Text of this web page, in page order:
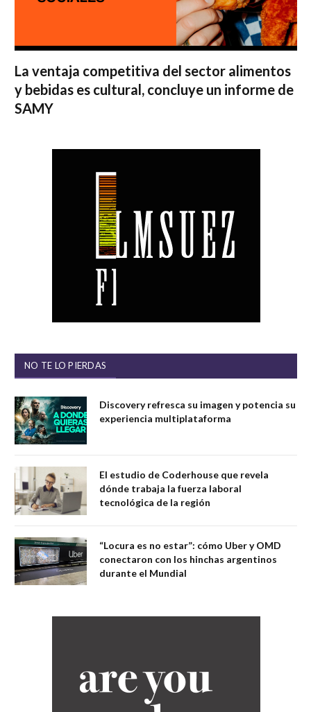
La ventaja competitiva del sector alimentos
y bebidas es cultural, concluye un informe de
SAMY
NO TE LO PIERDAS
Discovery refresca su imagen y potencia su
experiencia multiplataforma
El estudio de Coderhouse que revela
dónde trabaja la fuerza laboral
tecnológica de la región
“Locura es no estar”: cómo Uber y OMD
conectaron con los hinchas argentinos
durante el Mundial